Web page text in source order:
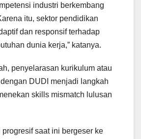
industri berkembang
itu, sektor pendidikan
dan responsif terhadap
dunia kerja,” katanya.
penyelarasan kurikulum atau
dengan DUDI menjadi langkah
skills mismatch lulusan
progresif saat ini bergeser ke